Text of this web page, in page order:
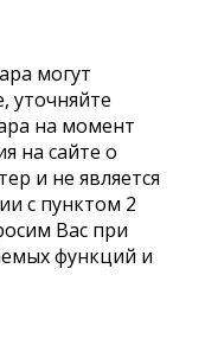
могут
уточняйте
на момент
на сайте о
и не является
с пунктом 2
Вас при
функций и